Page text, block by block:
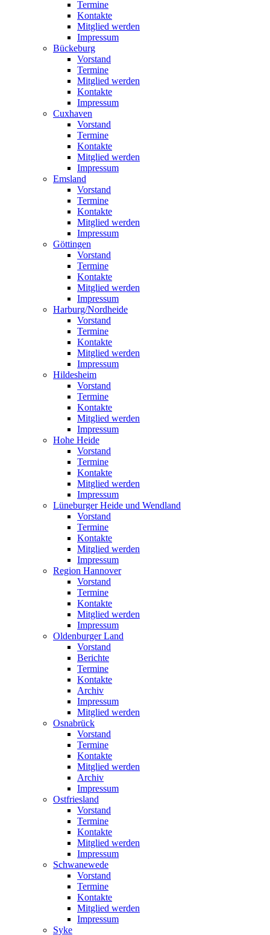
Termine
Kontakte
Mitglied werden
Impressum
Bückeburg
Vorstand
Termine
Mitglied werden
Kontakte
Impressum
Cuxhaven
Vorstand
Termine
Kontakte
Mitglied werden
Impressum
Emsland
Vorstand
Termine
Kontakte
Mitglied werden
Impressum
Göttingen
Vorstand
Termine
Kontakte
Mitglied werden
Impressum
Harburg/Nordheide
Vorstand
Termine
Kontakte
Mitglied werden
Impressum
Hildesheim
Vorstand
Termine
Kontakte
Mitglied werden
Impressum
Hohe Heide
Vorstand
Termine
Kontakte
Mitglied werden
Impressum
Lüneburger Heide und Wendland
Vorstand
Termine
Kontakte
Mitglied werden
Impressum
Region Hannover
Vorstand
Termine
Kontakte
Mitglied werden
Impressum
Oldenburger Land
Vorstand
Berichte
Termine
Kontakte
Archiv
Impressum
Mitglied werden
Osnabrück
Vorstand
Termine
Kontakte
Mitglied werden
Archiv
Impressum
Ostfriesland
Vorstand
Termine
Kontakte
Mitglied werden
Impressum
Schwanewede
Vorstand
Termine
Kontakte
Mitglied werden
Impressum
Syke